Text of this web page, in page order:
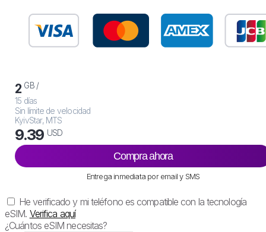
2 GB /
15 días
Sin límite de velocidad
KyivStar, MTS
9.39 USD
Compra ahora
Entrega inmediata por email y SMS
He verificado y mi teléfono es compatible con la tecnología
eSIM. Verifica aquí
¿Cuántos eSIM necesitas?